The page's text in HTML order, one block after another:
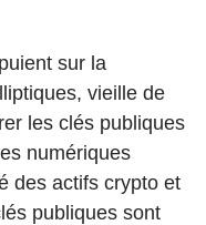
sur la
vieille de
les clés publiques
numériques
des actifs crypto et
publiques sont